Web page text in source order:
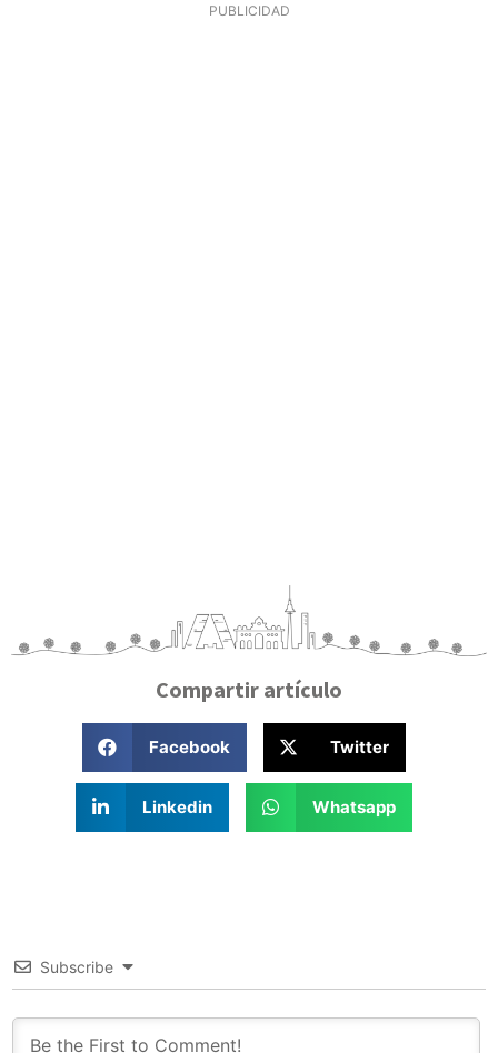
PUBLICIDAD
Compartir artículo
Facebook Twitter
Linkedin Whatsapp
Subscribe